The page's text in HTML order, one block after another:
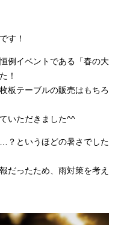
す！
例イベントである「春の大
！
板テーブルの販売はもちろ
いただきました^^
？というほどの暑さでした
だったため、雨対策を考え